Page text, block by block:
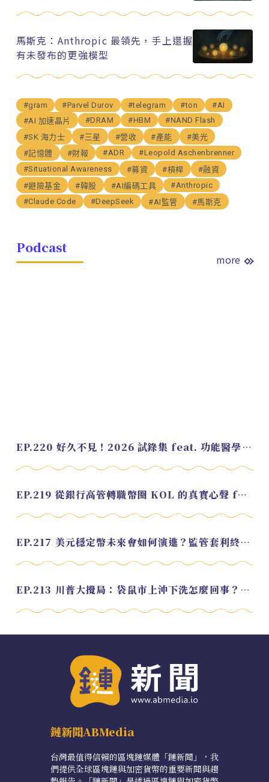
馬斯克：Anthropic 最領先，手上還握
有未發布的更強模型
#gram #Parvel Durov #telegram #ton
#AI
#AI 加速晶片
#DRAM #HBM
#NAND Flash
#SK 海力士
#三星 #營收 #產能
#美光
#記憶體
#財報 #ADR
#Leopold Aschenbrenner
#Situational Awareness
#募資 #槓桿
#融資
#避險基金
#韓股 #AI編碼工具
#Anthropic
#Claude Code
#DeepSeek #AI監管 #馬斯克
Podcast
more
EP.220 好久不見！2026 試錄集 feat. 功能醫學營養師 美寶
EP.219 從銀行高管轉職幣圈 KOL 的真實心聲 feat.龜大
EP.217 美元穩定幣未來會如何演進？監管套利終將收斂？feat. 研究員 余哲安
EP.213 川普大攪局：袋鼠市上沖下洗怎麼回事？feat. Alvin
鏈新聞ABMedia
台灣最值得信賴的區塊鏈媒體「鏈新聞」，我
們提供全球區塊鏈與加密貨幣的重要新聞與趨